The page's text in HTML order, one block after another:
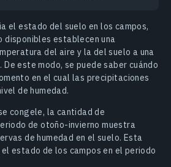
el estado del suelo en los campos,
disponibles establecen una
del aire y la del suelo a una
este modo, se puede saber cuándo
en el cual las precipitaciones
de humedad.
congele, la cantidad de
de otoño-invierno muestra
de humedad en el suelo. Esta
estado de los campos en el periodo